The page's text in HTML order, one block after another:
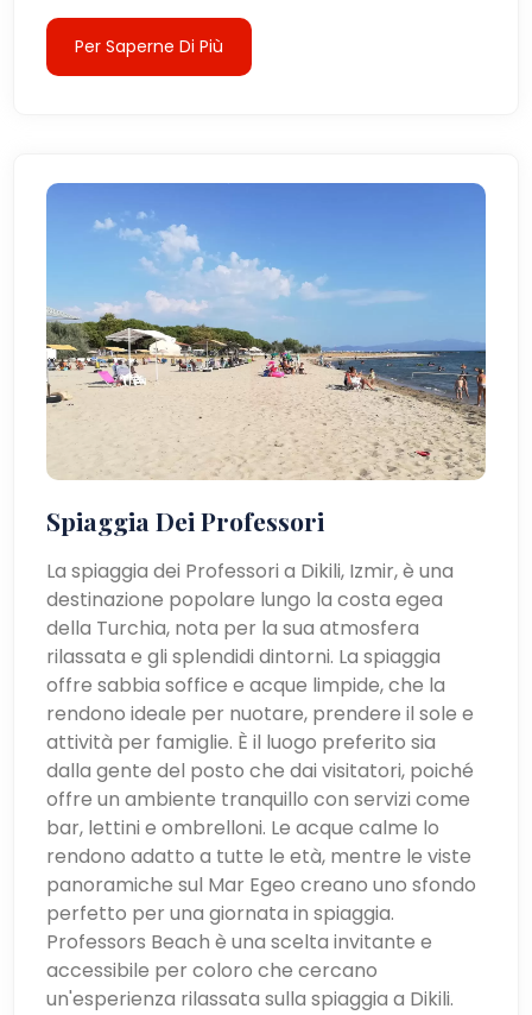
Per Saperne Di Più
Spiaggia Dei Professori
La spiaggia dei Professori a Dikili, Izmir, è una
destinazione popolare lungo la costa egea
della Turchia, nota per la sua atmosfera
rilassata e gli splendidi dintorni. La spiaggia
offre sabbia soffice e acque limpide, che la
rendono ideale per nuotare, prendere il sole e
attività per famiglie. È il luogo preferito sia
dalla gente del posto che dai visitatori, poiché
offre un ambiente tranquillo con servizi come
bar, lettini e ombrelloni. Le acque calme lo
rendono adatto a tutte le età, mentre le viste
panoramiche sul Mar Egeo creano uno sfondo
perfetto per una giornata in spiaggia.
Professors Beach è una scelta invitante e
accessibile per coloro che cercano
un'esperienza rilassata sulla spiaggia a Dikili.